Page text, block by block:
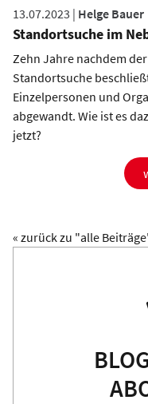
13.07.2023 | Helge Bauer
Standortsuche im
Zehn Jahre nachdem
Standortsuche
Einzelpersonen und
abgewandt. Wie ist es
jetzt?
« zurück zu "alle